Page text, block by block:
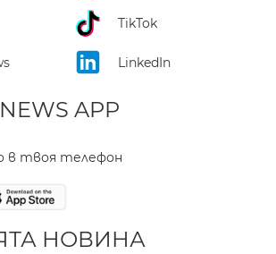
TikTok
LinkedIn
APP
в твоя телефон
НОВИНА